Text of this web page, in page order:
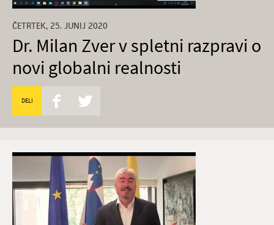
ČETRTEK, 25. JUNIJ 2020
Dr. Milan Zver v spletni razpravi o
novi globalni realnosti
DELI